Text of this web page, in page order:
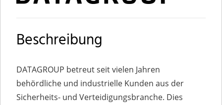
Beschreibung
DATAGROUP betreut seit vielen Jahren
behördliche und industrielle Kunden aus der
Sicherheits- und Verteidigungsbranche. Dies